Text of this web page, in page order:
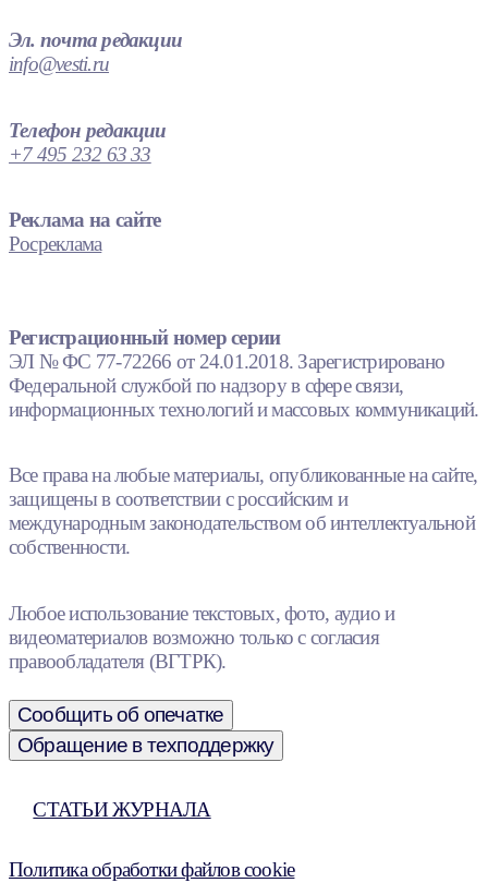
Эл. почта редакции
info@vesti.ru
Телефон редакции
+7 495 232 63 33
Реклама на сайте
Росреклама
Регистрационный номер серии
ЭЛ № ФС 77-72266 от 24.01.2018. Зарегистрировано
Федеральной службой по надзору в сфере связи,
информационных технологий и массовых коммуникаций.
Все права на любые материалы, опубликованные на сайте,
защищены в соответствии с российским и
международным законодательством об интеллектуальной
собственности.
Любое использование текстовых, фото, аудио и
видеоматериалов возможно только с согласия
правообладателя (ВГТРК).
Сообщить об опечатке
Обращение в техподдержку
СТАТЬИ ЖУРНАЛА
Политика обработки файлов cookie